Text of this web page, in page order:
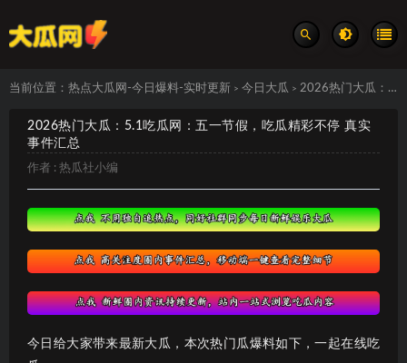
当前位置： 热点大瓜网-今日爆料-实时更新 > 今日大瓜 > 2026热门大瓜：5.1吃瓜网：五一节假，吃瓜精彩不停 真实事件汇总
2026热门大瓜：5.1吃瓜网：五一节假，吃瓜精彩不停 真实
事件汇总
作者 : 热瓜社小编
今日给大家带来最新大瓜，本次热门瓜爆料如下，一起在线吃